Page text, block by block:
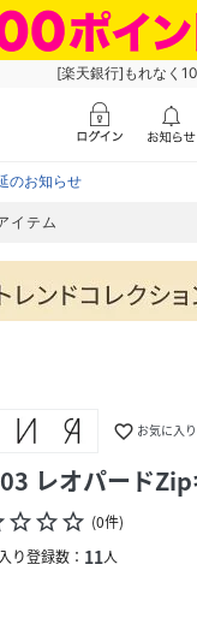
[楽天銀行]もれなく
のお知らせ
イテム
favorite_border お気に入
レオパード
star_borderstar_borderstar_border (0件)
り登録数： 11人